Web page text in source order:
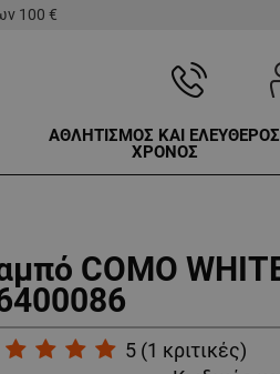
100 €
ΑΘΛΗΤΙΣΜΟΣ ΚΑΙ ΕΛΕΥΘΕΡΟΣ
ΧΡΟΝΟΣ
COMO
5 (1 κριτικές)